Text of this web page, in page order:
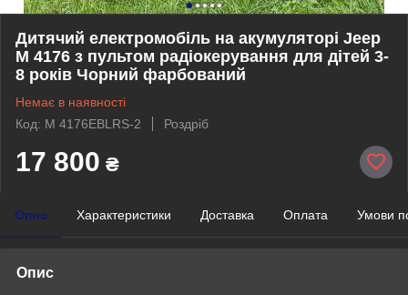
Дитячий електромобіль на акумуляторі Jeep
M 4176 з пультом радіокерування для дітей 3-
8 років Чорний фарбований
Немає в наявності
Код: M 4176EBLRS-2
Роздріб
17 800 ₴
Опис Характеристики Доставка Оплата Умови
Опис